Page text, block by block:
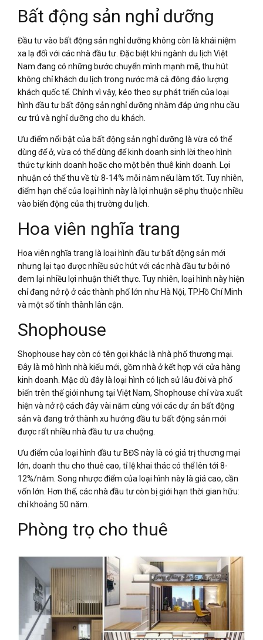
Bất động sản nghỉ dưỡng
Đầu tư vào bất động sản nghỉ dưỡng không còn là khái niệm
xa lạ đối với các nhà đầu tư. Đặc biệt khi ngành du lịch Việt
Nam đang có những bước chuyển mình mạnh mẽ, thu hút
không chỉ khách du lịch trong nước mà cả đông đảo lượng
khách quốc tế. Chính vì vậy, kéo theo sự phát triển của loại
hình đầu tư bất động sản nghỉ dưỡng nhằm đáp ứng nhu cầu
cư trú và nghỉ dưỡng cho du khách.
Ưu điểm nổi bật của bất động sản nghỉ dưỡng là vừa có thể
dùng để ở, vừa có thể dùng để kinh doanh sinh lời theo hình
thức tự kinh doanh hoặc cho một bên thuê kinh doanh. Lợi
nhuận có thể thu về từ 8-14% mỗi năm nếu làm tốt. Tuy nhiên,
điểm hạn chế của loại hình này là lợi nhuận sẽ phụ thuộc nhiều
vào biến động của thị trường du lịch.
Hoa viên nghĩa trang
Hoa viên nghĩa trang là loại hình đầu tư bất động sản mới
nhưng lại tạo được nhiều sức hút với các nhà đầu tư bởi nó
đem lại nhiều lợi nhuận thiết thực. Tuy nhiên, loại hình này hiện
chỉ đang nở rộ ở các thành phố lớn như Hà Nội, TP.Hồ Chí Minh
và một số tỉnh thành lân cận.
Shophouse
Shophouse hay còn có tên gọi khác là nhà phố thương mại.
Đây là mô hình nhà kiểu mới, gồm nhà ở kết hợp với cửa hàng
kinh doanh. Mặc dù đây là loại hình có lịch sử lâu đời và phổ
biến trên thế giới nhưng tại Việt Nam, Shophouse chỉ vừa xuất
hiện và nở rộ cách đây vài năm cùng với các dự án bất động
sản và đang trở thành xu hướng đầu tư bất động sản mới
được rất nhiều nhà đầu tư ưa chuộng.
Ưu điểm của loại hình đầu tư BĐS này là có giá trị thương mại
lớn, doanh thu cho thuê cao, tỉ lệ khai thác có thể lên tới 8-
12%/năm. Song nhược điểm của loại hình này là giá cao, cần
vốn lớn. Hơn thế, các nhà đầu tư còn bị giới hạn thời gian hữu:
chỉ khoảng 50 năm.
Phòng trọ cho thuê